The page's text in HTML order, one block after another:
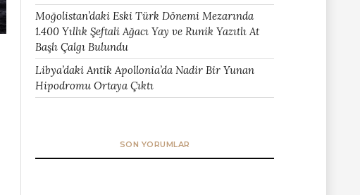
Moğolistan’daki Eski Türk Dönemi Mezarında
1.400 Yıllık Şeftali Ağacı Yay ve Runik Yazıtlı At
Başlı Çalgı Bulundu
Libya’daki Antik Apollonia’da Nadir Bir Yunan
Hipodromu Ortaya Çıktı
SON YORUMLAR